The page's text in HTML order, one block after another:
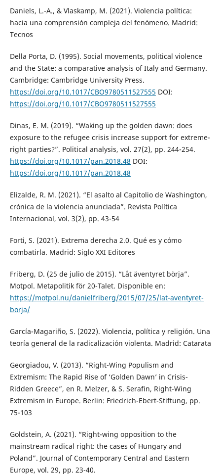
Daniels, L.-A., & Vlaskamp, M. (2021). Violencia política:
hacia una comprensión compleja del fenómeno. Madrid:
Tecnos
Della Porta, D. (1995). Social movements, political violence
and the State: a comparative analysis of Italy and Germany.
Cambridge: Cambridge University Press.
https://doi.org/10.1017/CBO9780511527555 DOI:
https://doi.org/10.1017/CBO9780511527555
Dinas, E. M. (2019). “Waking up the golden dawn: does
exposure to the refugee crisis increase support for extreme-
right parties?”. Political analysis, vol. 27(2), pp. 244-254.
https://doi.org/10.1017/pan.2018.48 DOI:
https://doi.org/10.1017/pan.2018.48
Elizalde, R. M. (2021). “El asalto al Capitolio de Washington,
crónica de la violencia anunciada”. Revista Política
Internacional, vol. 3(2), pp. 43-54
Forti, S. (2021). Extrema derecha 2.0. Qué es y cómo
combatirla. Madrid: Siglo XXI Editores
Friberg, D. (25 de julio de 2015). “Låt äventyret börja”.
Motpol. Metapolitik för 20-Talet. Disponible en:
https://motpol.nu/danielfriberg/2015/07/25/lat-aventyret-
borja/
García-Magariño, S. (2022). Violencia, política y religión. Una
teoría general de la radicalización violenta. Madrid: Catarata
Georgiadou, V. (2013). “Right-Wing Populism and
Extremism: The Rapid Rise of ‘Golden Dawn’ in Crisis-
Ridden Greece”, en R. Melzer, & S. Serafin, Right-Wing
Extremism in Europe. Berlin: Friedrich-Ebert-Stiftung, pp.
75-103
Goldstein, A. (2021). “Right-wing opposition to the
mainstream radical right: the cases of Hungary and
Poland”. Journal of Contemporary Central and Eastern
Europe, vol. 29, pp. 23-40.